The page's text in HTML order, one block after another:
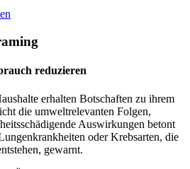
reduzieren
erhalten Botschaften zu ihrem
die umweltrelevanten Folgen,
Auswirkungen betont
oder Krebsarten, die
gewarnt.